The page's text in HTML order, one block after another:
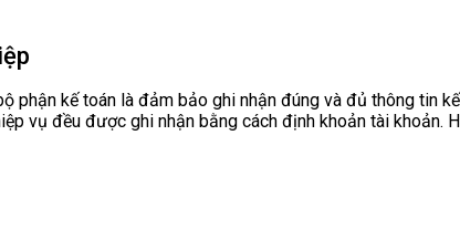
phận kế toán là đảm bảo ghi nhận đúng và đủ thông tin
vụ đều được ghi nhận bằng cách định khoản tài khoản.